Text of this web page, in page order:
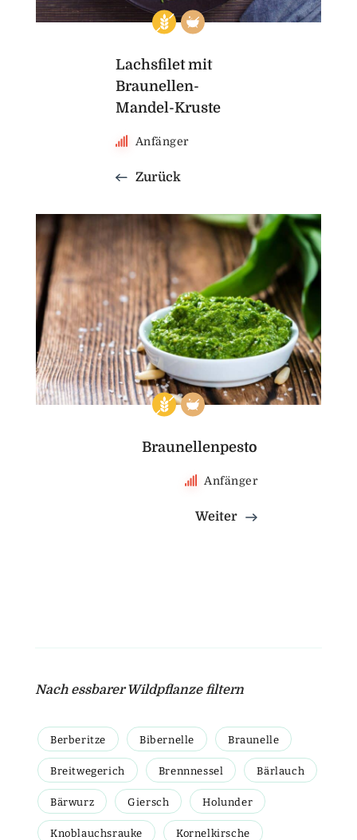
Lachsfilet mit
Braunellen-
Mandel-Kruste
Anfänger
Zurück
Braunellenpesto
Anfänger
Weiter
Nach essbarer Wildpflanze filtern
Berberitze Bibernelle Braunelle
Breitwegerich Brennnessel Bärlauch
Bärwurz Giersch Holunder
Knoblauchsrauke Kornelkirsche